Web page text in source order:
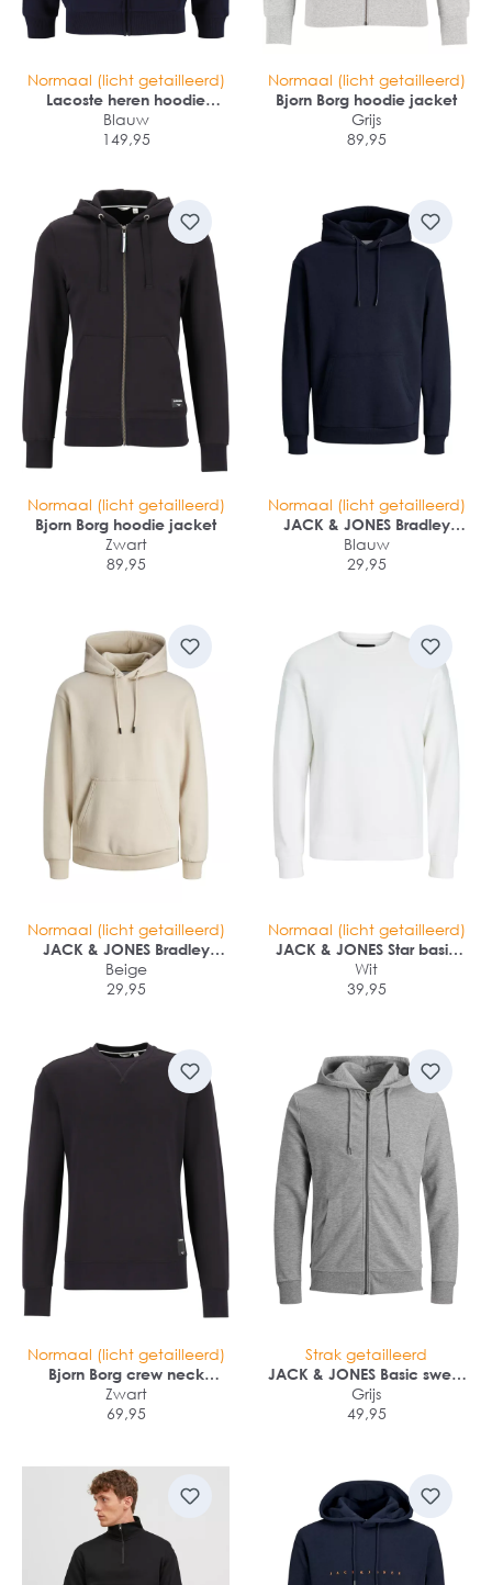
Normaal (licht getailleerd)
Lacoste heren hoodie
sweatsvest
Blauw
149,95
Normaal (licht getailleerd)
Bjorn Borg hoodie jacket
Grijs
89,95
Normaal (licht getailleerd)
Bjorn Borg hoodie jacket
Zwart
89,95
Normaal (licht getailleerd)
JACK & JONES Bradley
sweat hood regular fit
Blauw
29,95
Normaal (licht getailleerd)
JACK & JONES Bradley
sweat hood regular fit
Beige
29,95
Normaal (licht getailleerd)
JACK & JONES Star basic
sweat crew neck regular fit
Wit
39,95
Normaal (licht getailleerd)
Bjorn Borg crew neck
sweater
Zwart
69,95
Strak getailleerd
JACK & JONES Basic sweat
zip hood slim fit
Grijs
49,95